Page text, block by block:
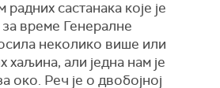
састанака које је
време Генералне
неколико више или
али једна нам је
око. Реч је о двобојној